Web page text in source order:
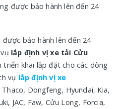
bảo hành lên đến 24
lắp định vị xe tải Cửu
khai lắp đặt cho các dòng
vụ lắp định vị xe
Dongfeng, Hyundai, Kia,
JAC, Faw, Cửu Long, Forcia,